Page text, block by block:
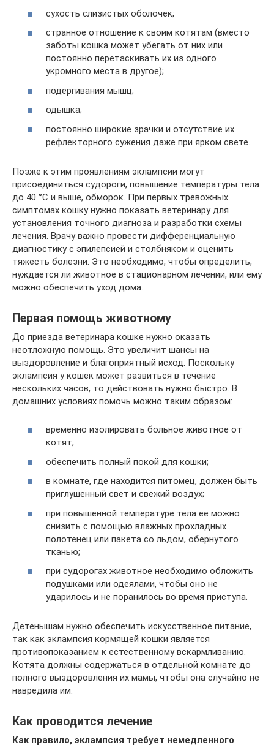
сухость слизистых оболочек;
странное отношение к своим котятам (вместо
заботы кошка может убегать от них или
постоянно перетаскивать их из одного
укромного места в другое);
подергивания мышц;
одышка;
постоянно широкие зрачки и отсутствие их
рефлекторного сужения даже при ярком свете.
Позже к этим проявлениям эклампсии могут
присоединиться судороги, повышение температуры тела
до 40 °C и выше, обморок. При первых тревожных
симптомах кошку нужно показать ветеринару для
установления точного диагноза и разработки схемы
лечения. Врачу важно провести дифференциальную
диагностику с эпилепсией и столбняком и оценить
тяжесть болезни. Это необходимо, чтобы определить,
нуждается ли животное в стационарном лечении, или ему
можно обеспечить уход дома.
Первая помощь животному
До приезда ветеринара кошке нужно оказать
неотложную помощь. Это увеличит шансы на
выздоровление и благоприятный исход. Поскольку
эклампсия у кошек может развиться в течение
нескольких часов, то действовать нужно быстро. В
домашних условиях помочь можно таким образом:
временно изолировать больное животное от
котят;
обеспечить полный покой для кошки;
в комнате, где находится питомец, должен быть
приглушенный свет и свежий воздух;
при повышенной температуре тела ее можно
снизить с помощью влажных прохладных
полотенец или пакета со льдом, обернутого
тканью;
при судорогах животное необходимо обложить
подушками или одеялами, чтобы оно не
ударилось и не поранилось во время приступа.
Детенышам нужно обеспечить искусственное питание,
так как эклампсия кормящей кошки является
противопоказанием к естественному вскармливанию.
Котята должны содержаться в отдельной комнате до
полного выздоровления их мамы, чтобы она случайно не
навредила им.
Как проводится лечение
Как правило, эклампсия требует немедленного